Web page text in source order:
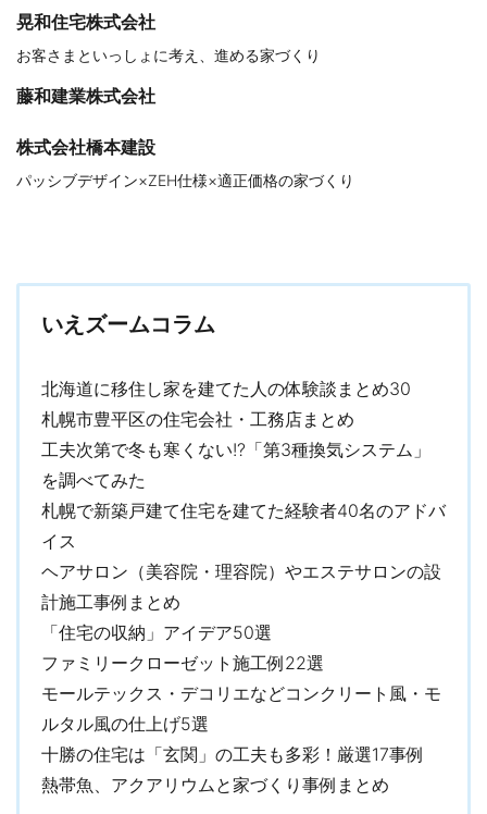
晃和住宅株式会社
お客さまといっしょに考え、進める家づくり
藤和建業株式会社
株式会社橋本建設
パッシブデザイン×ZEH仕様×適正価格の家づくり
いえズームコラム
北海道に移住し家を建てた人の体験談まとめ30
札幌市豊平区の住宅会社・工務店まとめ
工夫次第で冬も寒くない!?「第3種換気システム」
を調べてみた
札幌で新築戸建て住宅を建てた経験者40名のアドバ
イス
ヘアサロン（美容院・理容院）やエステサロンの設
計施工事例まとめ
「住宅の収納」アイデア50選
ファミリークローゼット施工例22選
モールテックス・デコリエなどコンクリート風・モ
ルタル風の仕上げ5選
十勝の住宅は「玄関」の工夫も多彩！厳選17事例
熱帯魚、アクアリウムと家づくり事例まとめ